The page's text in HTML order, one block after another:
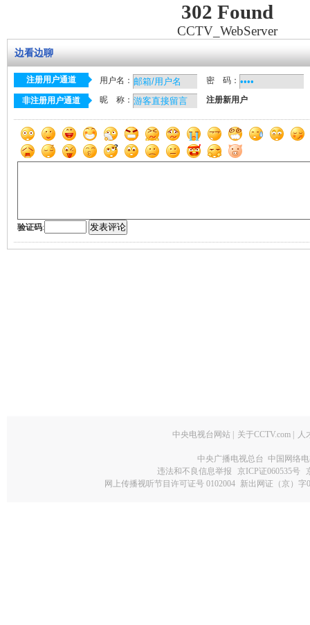
302 Found
CCTV_WebServer
边看边聊
注册用户通道 用户名： 密 码：
非注册用户通道 昵 称： 注册新用户
验证码:
中央电视台网站 关于CCTV.com 人
中央广播电视总台 中国网络
违法和不良信息举报
京ICP证060535号
网上传播视听节目许可证号 0102004 新出网证（京）